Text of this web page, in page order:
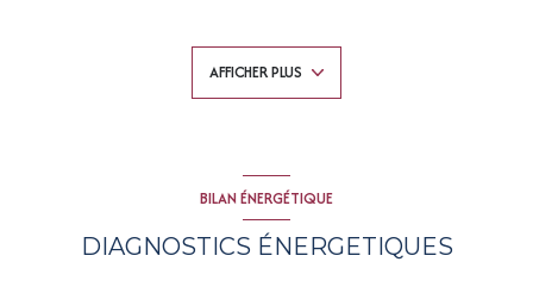
proximité; ouverte sur un vaste salon-séjour lumineux avec cheminée
insert. Trois baies vitrées donnent directement accès à une belle
terrasse extérieure avec jacuzzi, idéale pour profiter de moments de
qu’une salle de bains avec baignoire, douche et WC séparé.
Sous sol complet avec veritable salle de ciméma totalement insonorisée
AFFICHER PLUS
BILAN ÉNERGÉTIQUE
DIAGNOSTICS ÉNERGETIQUES